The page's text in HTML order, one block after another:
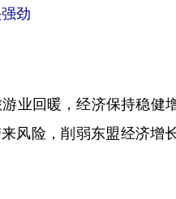
劲
业回暖，经济保持稳健
风险，削弱东盟经济增